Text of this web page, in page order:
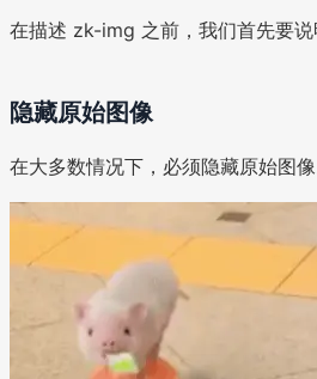
在描述 zk-img 之前，我们首先要说
隐藏原始图像
在大多数情况下，必须隐藏原始图